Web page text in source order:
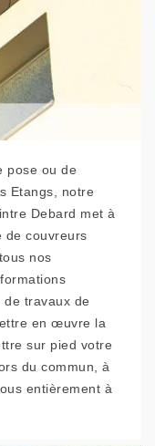
pose ou de
Etangs, notre
Debard met à
de couvreurs
nos
travaux de
en œuvre la
sur pied votre
du commun, à
entièrement à